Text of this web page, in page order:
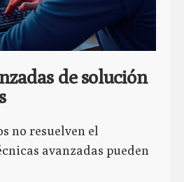
de solución
no resuelven el
avanzadas pueden